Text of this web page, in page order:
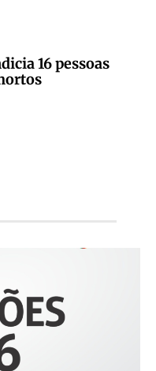
16 pessoas